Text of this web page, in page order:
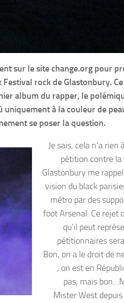
sur le site change.org pour
rock de Glastonbury.
album du rapper, le
à la couleur de
se poser la question.
Je sais, cela n’a
pétition contre la
Glastonbury me
vision du black
métro par des
foot Arsenal. Ce rejet
qu’il peut
pétitionnaires
Bon, on a le droit de
, on est en
pas, mais
Mister West